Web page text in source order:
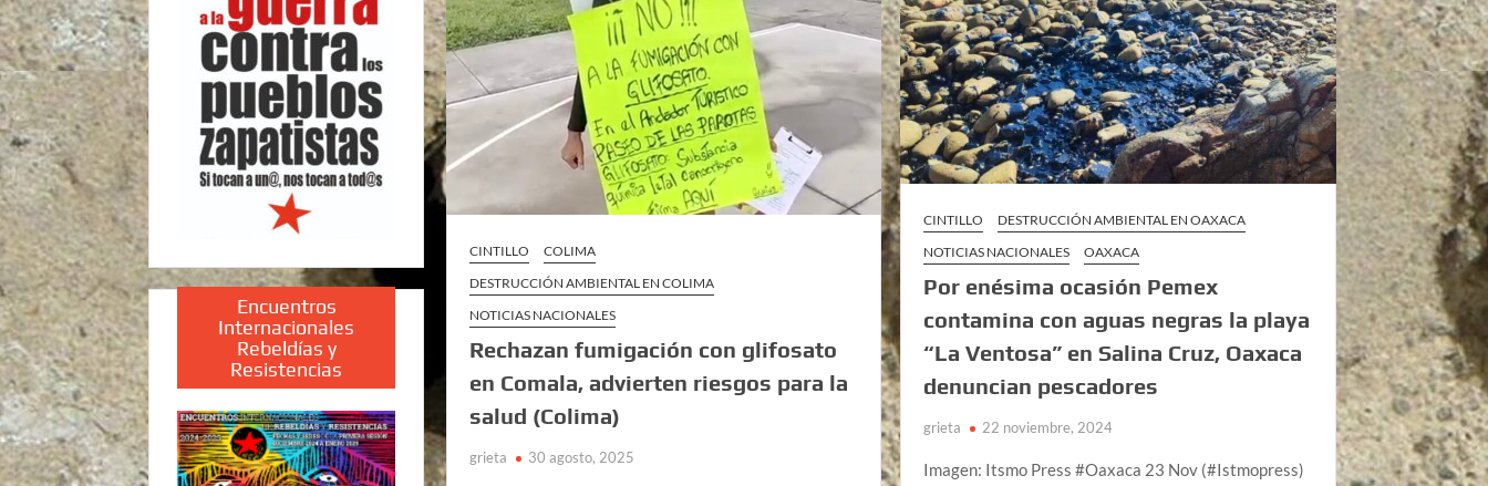
CINTILLO
COLIMA
DESTRUCCIÓN AMBIENTAL EN COLIMA
NOTICIAS NACIONALES
Rechazan fumigación con glifosato
en Comala, advierten riesgos para la
salud (Colima)
grieta 30 agosto, 2025
CINTILLO
DESTRUCCIÓN AMBIENTAL EN OAXACA
NOTICIAS NACIONALES
OAXACA
Por enésima ocasión Pemex
contamina con aguas negras la playa
“La Ventosa” en Salina Cruz, Oaxaca
denuncian pescadores
grieta 22 noviembre, 2024
Imagen: Itsmo Press #Oaxaca 23 Nov (#Istmopress)
Encuentros
Internacionales
Rebeldías y
Resistencias